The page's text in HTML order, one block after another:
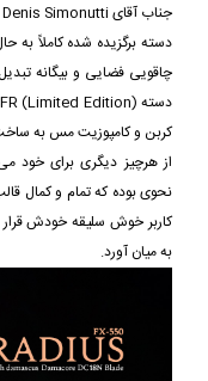
جناب آقای Denis Simonutti بوده که جزء طراحان زبردست کمپانی فاکس است.
دسته برگزیده شده کاملاً به
چاقویی فضایی و بیگانه
کربن و کامپوزیت مس به
نحوی بوده که تمام و کمال
کاربر خوش سلیقه خودش
به میان آورد.